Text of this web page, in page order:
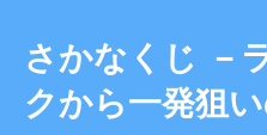
さかなくじ －
クから一発狙